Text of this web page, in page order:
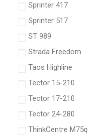
Sprinter 417
Sprinter 517
ST 989
Strada Freedom
Taos Highline
Tector 15-210
Tector 17-210
Tector 24-280
ThinkCentre M75q